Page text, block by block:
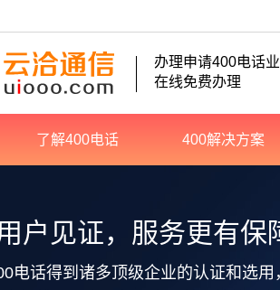
办理申请400电话
在线免费办理
了解400电话 400解决方案
户见证，服务更有保
电话得到诸多顶级企业的认证和选用